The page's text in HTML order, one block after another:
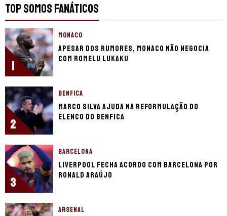
TOP SOMOS FANÁTICOS
1
MONACO
Apesar dos rumores, Monaco não negocia
com Romelu Lukaku
2
BENFICA
Marco Silva ajuda na reformulação do
elenco do Benfica
3
BARCELONA
Liverpool fecha acordo com Barcelona por
Ronald Araújo
ARSENAL